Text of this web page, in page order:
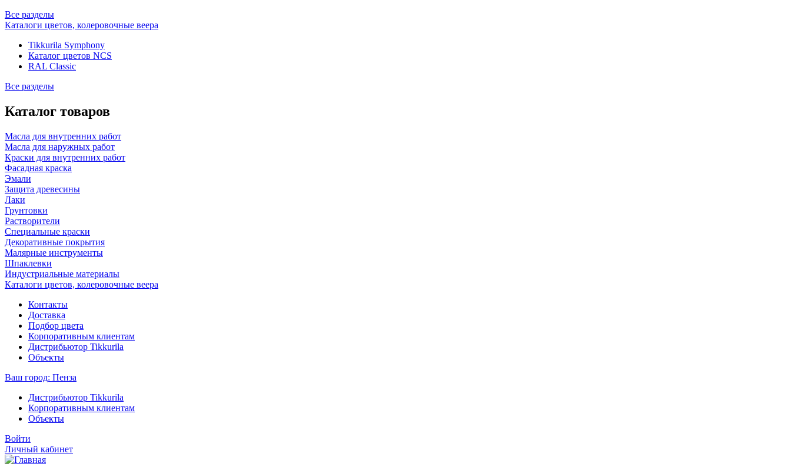
Все разделы
Каталоги цветов, колеровочные веера
Tikkurila Symphony
Каталог цветов NCS
RAL Classic
Все разделы
Каталог товаров
Масла для внутренних работ
Масла для наружных работ
Краски для внутренних работ
Фасадная краска
Эмали
Защита древесины
Лаки
Грунтовки
Растворители
Специальные краски
Декоративные покрытия
Малярные инструменты
Шпаклевки
Индустриальные материалы
Каталоги цветов, колеровочные веера
Контакты
Доставка
Подбор цвета
Корпоративным клиентам
Дистрибьютор Tikkurila
Объекты
Ваш город: Пенза
Дистрибьютор Tikkurila
Корпоративным клиентам
Объекты
Войти
Личный кабинет